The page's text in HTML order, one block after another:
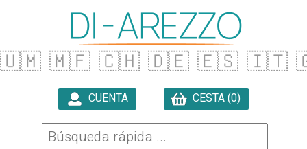
🇺🇲 🇲🇫 🇨🇭 🇩🇪 🇪🇸 🇮🇹
CUENTA CESTA (0)